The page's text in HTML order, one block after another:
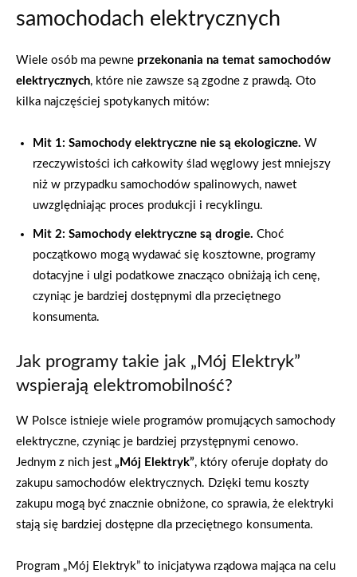
samochodach elektrycznych
Wiele osób ma pewne przekonania na temat samochodów
elektrycznych, które nie zawsze są zgodne z prawdą. Oto
kilka najczęściej spotykanych mitów:
Mit 1: Samochody elektryczne nie są ekologiczne. W
rzeczywistości ich całkowity ślad węglowy jest mniejszy
niż w przypadku samochodów spalinowych, nawet
uwzględniając proces produkcji i recyklingu.
Mit 2: Samochody elektryczne są drogie. Choć
początkowo mogą wydawać się kosztowne, programy
dotacyjne i ulgi podatkowe znacząco obniżają ich cenę,
czyniąc je bardziej dostępnymi dla przeciętnego
konsumenta.
Jak programy takie jak „Mój Elektryk”
wspierają elektromobilność?
W Polsce istnieje wiele programów promujących samochody
elektryczne, czyniąc je bardziej przystępnymi cenowo.
Jednym z nich jest „Mój Elektryk”, który oferuje dopłaty do
zakupu samochodów elektrycznych. Dzięki temu koszty
zakupu mogą być znacznie obniżone, co sprawia, że elektryki
stają się bardziej dostępne dla przeciętnego konsumenta.
Program „Mój Elektryk” to inicjatywa rządowa mająca na celu